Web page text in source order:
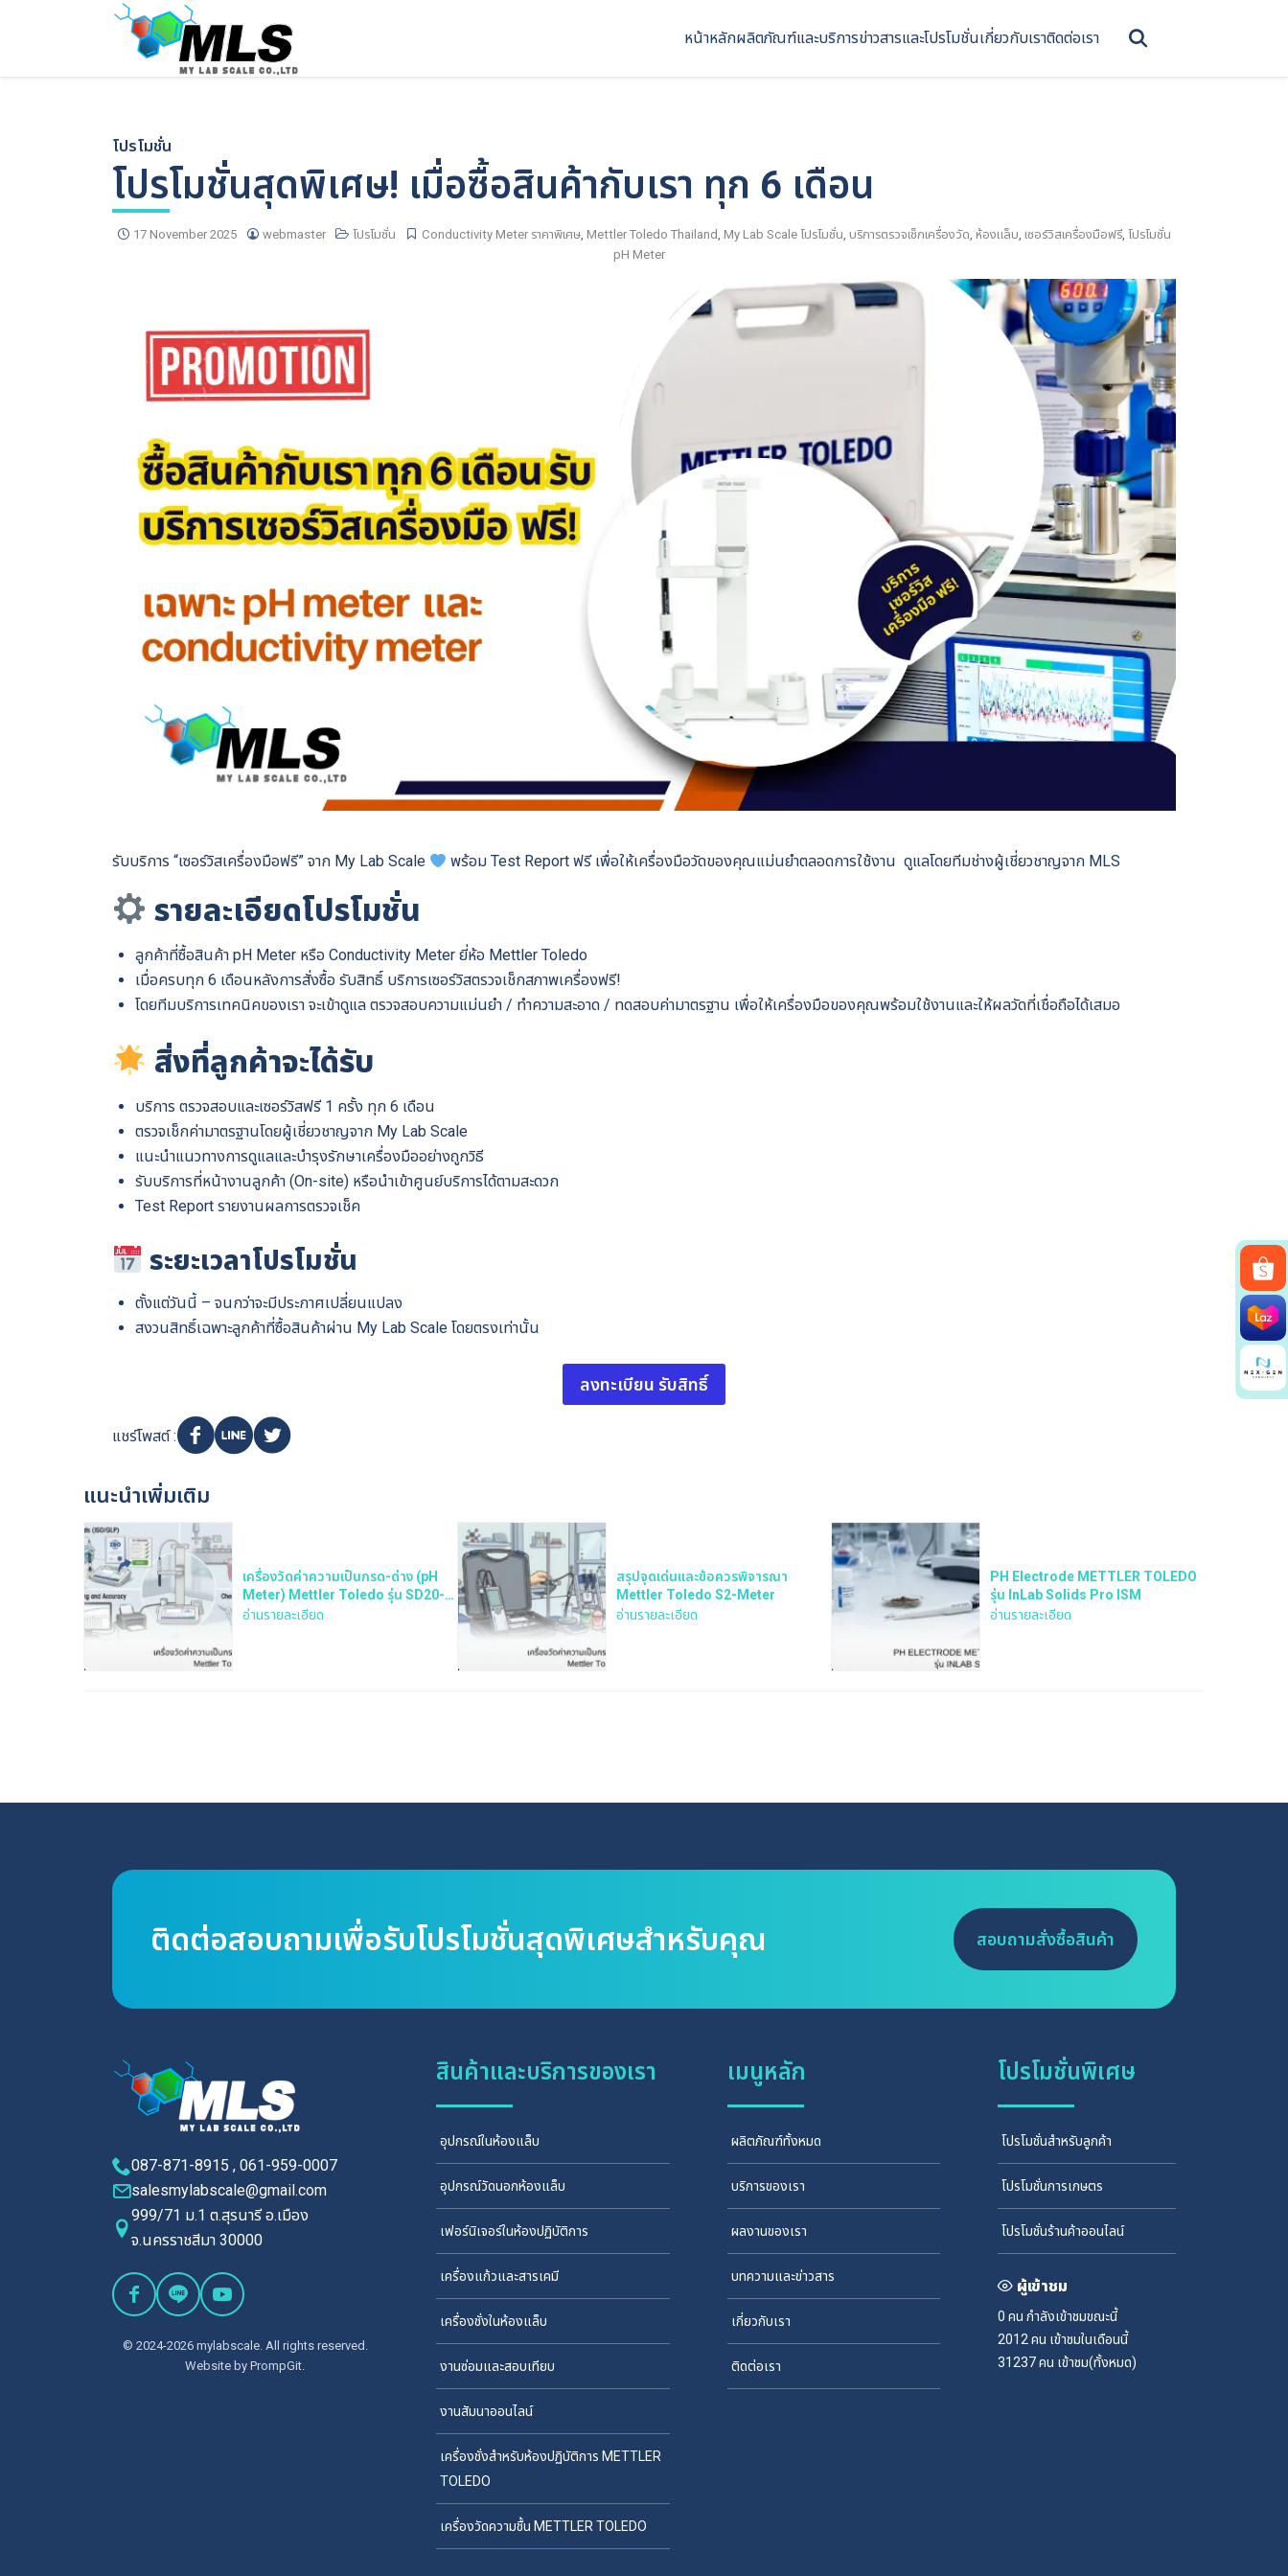
หน้าหลักผลิตภัณฑ์และบริการข่าวสารและโปรโมชั่นเกี่ยวกับเราติดต่อเรา
for:
โปรโมชั่น
โปรโมชั่นสุดพิเศษ! เมื่อซื้อสินค้ากับเรา ทุก 6 เดือน
17 November 2025 webmaster โปรโมชั่น Conductivity Meter ราคาพิเศษ, Mettler Toledo Thailand, My Lab Scale โปรโมชั่น, บริการตรวจเช็กเครื่องวัด, ห้องแล็บ, เซอร์วิสเครื่องมือฟรี, โปรโมชั่น
pH Meter
รับบริการ “เซอร์วิสเครื่องมือฟรี” จาก My Lab Scale พร้อม Test Report ฟรี เพื่อให้เครื่องมือวัดของคุณแม่นยำตลอดการใช้งาน ดูแลโดยทีมช่างผู้เชี่ยวชาญจาก MLS
รายละเอียดโปรโมชั่น
ลูกค้าที่ซื้อสินค้า pH Meter หรือ Conductivity Meter ยี่ห้อ Mettler Toledo
เมื่อครบทุก 6 เดือนหลังการสั่งซื้อ รับสิทธิ์ บริการเซอร์วิสตรวจเช็กสภาพเครื่องฟรี!
โดยทีมบริการเทคนิคของเรา จะเข้าดูแล ตรวจสอบความแม่นยำ / ทำความสะอาด / ทดสอบค่ามาตรฐาน เพื่อให้เครื่องมือของคุณพร้อมใช้งานและให้ผลวัดที่เชื่อถือได้เสมอ
สิ่งที่ลูกค้าจะได้รับ
บริการ ตรวจสอบและเซอร์วิสฟรี 1 ครั้ง ทุก 6 เดือน
ตรวจเช็กค่ามาตรฐานโดยผู้เชี่ยวชาญจาก My Lab Scale
แนะนำแนวทางการดูแลและบำรุงรักษาเครื่องมืออย่างถูกวิธี
รับบริการที่หน้างานลูกค้า (On-site) หรือนำเข้าศูนย์บริการได้ตามสะดวก
Test Report รายงานผลการตรวจเช็ค
ระยะเวลาโปรโมชั่น
ตั้งแต่วันนี้ – จนกว่าจะมีประกาศเปลี่ยนแปลง
สงวนสิทธิ์เฉพาะลูกค้าที่ซื้อสินค้าผ่าน My Lab Scale โดยตรงเท่านั้น
ลงทะเบียน รับสิทธิ์
แชร์โพสต์ :
แนะนำเพิ่มเติม
เครื่องวัดค่าความเป็นกรด-ด่าง (pH
Meter) Mettler Toledo รุ่น SD20-
KIT
อ่านรายละเอียด
สรุปจุดเด่นและข้อควรพิจารณา
Mettler Toledo S2-Meter
อ่านรายละเอียด
PH Electrode METTLER TOLEDO
รุ่น InLab Solids Pro ISM
อ่านรายละเอียด
ติดต่อสอบถามเพื่อรับโปรโมชั่นสุดพิเศษสำหรับคุณ สอบถามสั่งซื้อสินค้า
087-871-8915 , 061-959-0007
salesmylabscale@gmail.com
999/71 ม.1 ต.สุรนารี อ.เมือง
จ.นครราชสีมา 30000
© 2024-2026 mylabscale. All rights reserved.
Website byPrompGit.
สินค้าและบริการของเรา
อุปกรณ์ในห้องแล็บ
อุปกรณ์วัดนอกห้องแล็บ
เฟอร์นิเจอร์ในห้องปฏิบัติการ
เครื่องแก้วและสารเคมี
เครื่องชั่งในห้องแล็บ
งานซ่อมและสอบเทียบ
งานสัมนาออนไลน์
เครื่องชั่งสำหรับห้องปฏิบัติการ METTLER
TOLEDO
เครื่องวัดความชื้น METTLER TOLEDO
เมนูหลัก
ผลิตภัณฑ์ทั้งหมด
บริการของเรา
ผลงานของเรา
บทความและข่าวสาร
เกี่ยวกับเรา
ติดต่อเรา
โปรโมชั่นพิเศษ
โปรโมชั่นสำหรับลูกค้า
โปรโมชั่นการเกษตร
โปรโมชั่นร้านค้าออนไลน์
ผู้เข้าชม
0 คน กำลังเข้าชมขณะนี้
2012 คน เข้าชมในเดือนนี้
31237 คน เข้าชม(ทั้งหมด)